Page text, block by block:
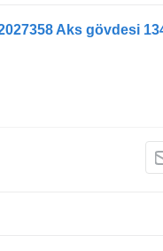
Aks gövdesi